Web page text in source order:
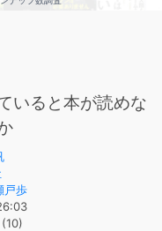
いると本が読めな
戸歩